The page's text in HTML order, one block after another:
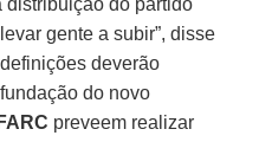
gente a subir”, disse
deverão
do novo
FARC preveem realizar